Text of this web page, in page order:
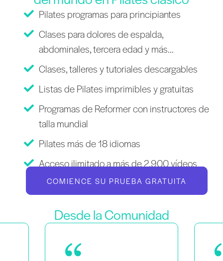
Pilates programas para principiantes
Clases para dolores de espalda,
abdominales, tercera edad y más...
Clases, talleres y tutoriales descargables
Listas de Pilates imprimibles y gratuitas
Programas de Reformer con instructores de
talla mundial
Pilates más de 18 idiomas
Acceso ilimitado a más de 2.900 vídeos
COMIENCE SU PRUEBA GRATUITA
Desde la Comunidad